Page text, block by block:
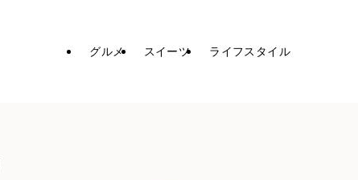
グルメ スイーツ ライフスタイル